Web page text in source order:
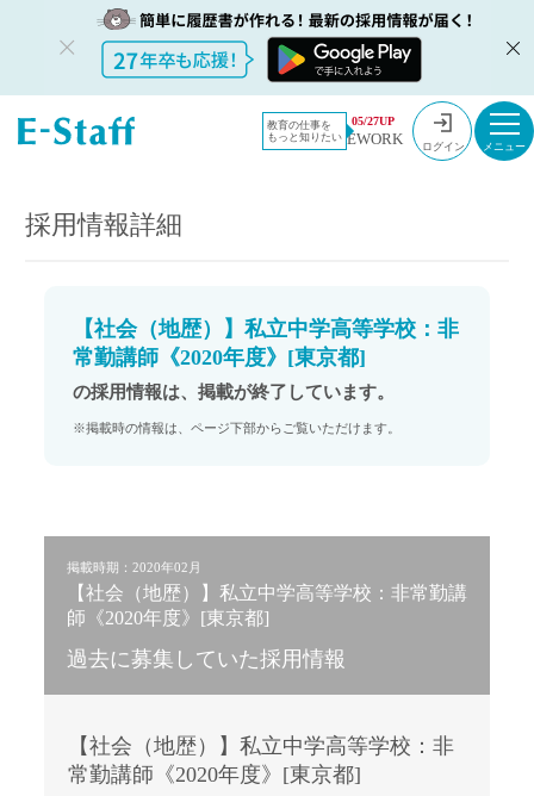
教育の仕事を
もっと知りたい
05/27UP
EWORK ログイン
教員採用情
報のイー・
採用情報
【社会（地歴）】私立中学高等学校：非常勤講師《2020年度》[東京都]
採用情報詳細
【社会（地歴）】私立中学高等学校：非
常勤講師《2020年度》[東京都]
の採用情報は、掲載が終了しています。
※掲載時の情報は、ページ下部からご覧いただけます。
掲載時期：2020年02月
【社会（地歴）】私立中学高等学校：非常勤講
師《2020年度》[東京都]
過去に募集していた採用情報
【社会（地歴）】私立中学高等学校：非
常勤講師《2020年度》[東京都]